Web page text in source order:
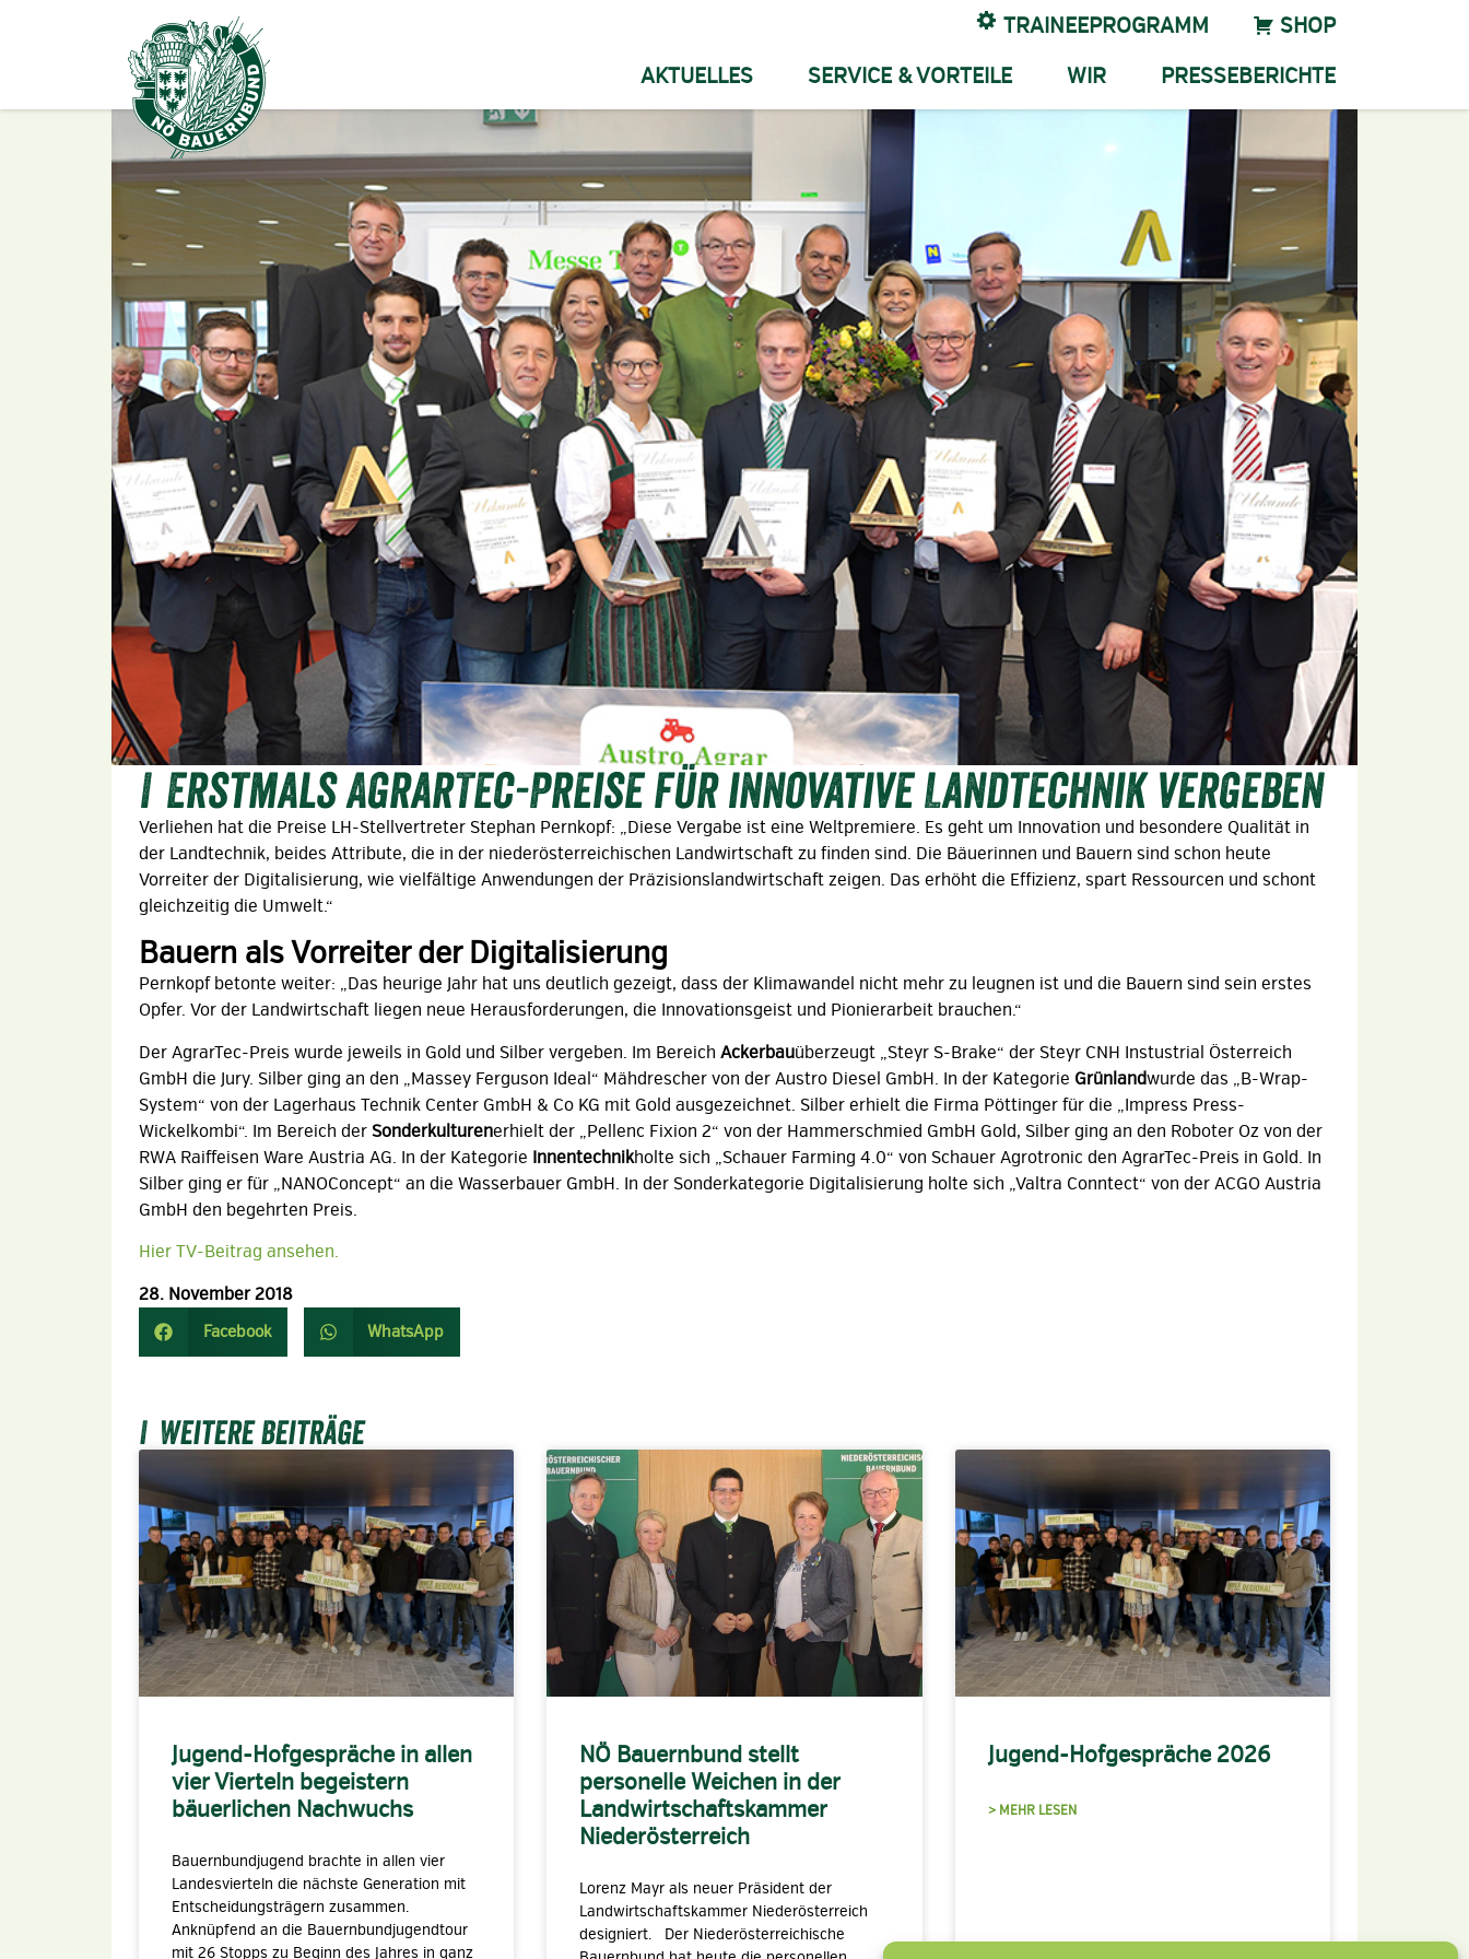
TRAINEEPROGRAMM
SHOP
AKTUELLES
SERVICE & VORTEILE WIR PRESSEBERICHTE
Erstmals AgrarTec-Preise für innovative Landtechnik vergeben
Verliehen hat die Preise LH-Stellvertreter Stephan Pernkopf: „Diese Vergabe ist eine Weltpremiere. Es geht um Innovation und besondere Qualität in
der Landtechnik, beides Attribute, die in der niederösterreichischen Landwirtschaft zu finden sind. Die Bäuerinnen und Bauern sind schon heute
Vorreiter der Digitalisierung, wie vielfältige Anwendungen der Präzisionslandwirtschaft zeigen. Das erhöht die Effizienz, spart Ressourcen und schont
gleichzeitig die Umwelt.“
Bauern als Vorreiter der Digitalisierung
Pernkopf betonte weiter: „Das heurige Jahr hat uns deutlich gezeigt, dass der Klimawandel nicht mehr zu leugnen ist und die Bauern sind sein erstes
Opfer. Vor der Landwirtschaft liegen neue Herausforderungen, die Innovationsgeist und Pionierarbeit brauchen.“
Der AgrarTec-Preis wurde jeweils in Gold und Silber vergeben. Im Bereich Ackerbauüberzeugt „Steyr S-Brake“ der Steyr CNH Instustrial Österreich
GmbH die Jury. Silber ging an den „Massey Ferguson Ideal“ Mähdrescher von der Austro Diesel GmbH. In der Kategorie Grünlandwurde das „B-Wrap-
System“ von der Lagerhaus Technik Center GmbH & Co KG mit Gold ausgezeichnet. Silber erhielt die Firma Pöttinger für die „Impress Press-
Wickelkombi“. Im Bereich der Sonderkulturenerhielt der „Pellenc Fixion 2“ von der Hammerschmied GmbH Gold, Silber ging an den Roboter Oz von der
RWA Raiffeisen Ware Austria AG. In der Kategorie Innentechnikholte sich „Schauer Farming 4.0“ von Schauer Agrotronic den AgrarTec-Preis in Gold. In
Silber ging er für „NANOConcept“ an die Wasserbauer GmbH. In der Sonderkategorie Digitalisierung holte sich „Valtra Conntect“ von der ACGO Austria
GmbH den begehrten Preis.
Hier TV-Beitrag ansehen.
28. November 2018
Facebook WhatsApp
Weitere Beiträge
Jugend-Hofgespräche in allen
vier Vierteln begeistern
bäuerlichen Nachwuchs
Bauernbundjugend brachte in allen vier
Landesvierteln die nächste Generation mit
Entscheidungsträgern zusammen.
Anknüpfend an die Bauernbundjugendtour
mit 26 Stopps zu Beginn des Jahres in ganz
NÖ Bauernbund stellt
personelle Weichen in der
Landwirtschaftskammer
Niederösterreich
Lorenz Mayr als neuer Präsident der
Landwirtschaftskammer Niederösterreich
designiert. Der Niederösterreichische
Jugend-Hofgespräche 2026
> MEHR LESEN